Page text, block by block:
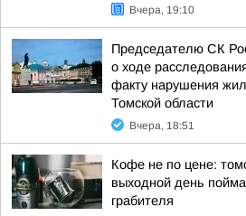
Вчера, 19:10
Председателю СК
о ходе
факту нарушения
Томской области
Вчера, 18:51
Кофе не по цене:
выходной день
грабителя